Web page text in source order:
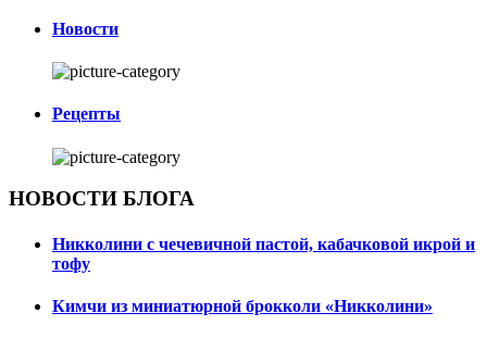
Новости
Рецепты
НОВОСТИ БЛОГА
Никколини с чечевичной пастой, кабачковой икрой и
тофу
Кимчи из миниатюрной брокколи «Никколини»